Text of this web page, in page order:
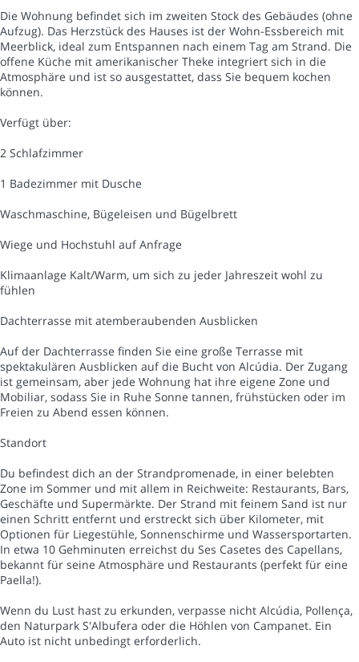
Die Wohnung befindet sich im zweiten Stock des Gebäudes (ohne
Aufzug). Das Herzstück des Hauses ist der Wohn-Essbereich mit
Meerblick, ideal zum Entspannen nach einem Tag am Strand. Die
offene Küche mit amerikanischer Theke integriert sich in die
Atmosphäre und ist so ausgestattet, dass Sie bequem kochen
können.
Verfügt über:
2 Schlafzimmer
1 Badezimmer mit Dusche
Waschmaschine, Bügeleisen und Bügelbrett
Wiege und Hochstuhl auf Anfrage
Klimaanlage Kalt/Warm, um sich zu jeder Jahreszeit wohl zu
fühlen
Dachterrasse mit atemberaubenden Ausblicken
Auf der Dachterrasse finden Sie eine große Terrasse mit
spektakulären Ausblicken auf die Bucht von Alcúdia. Der Zugang
ist gemeinsam, aber jede Wohnung hat ihre eigene Zone und
Mobiliar, sodass Sie in Ruhe Sonne tannen, frühstücken oder im
Freien zu Abend essen können.
Standort
Du befindest dich an der Strandpromenade, in einer belebten
Zone im Sommer und mit allem in Reichweite: Restaurants, Bars,
Geschäfte und Supermärkte. Der Strand mit feinem Sand ist nur
einen Schritt entfernt und erstreckt sich über Kilometer, mit
Optionen für Liegestühle, Sonnenschirme und Wassersportarten.
In etwa 10 Gehminuten erreichst du Ses Casetes des Capellans,
bekannt für seine Atmosphäre und Restaurants (perfekt für eine
Paella!).
Wenn du Lust hast zu erkunden, verpasse nicht Alcúdia, Pollença,
den Naturpark S'Albufera oder die Höhlen von Campanet. Ein
Auto ist nicht unbedingt erforderlich.